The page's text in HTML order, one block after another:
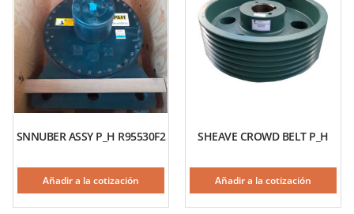
SNNUBER ASSY P_H R95530F2
Añadir a la cotización
SHEAVE CROWD BELT P_H
Añadir a la cotización